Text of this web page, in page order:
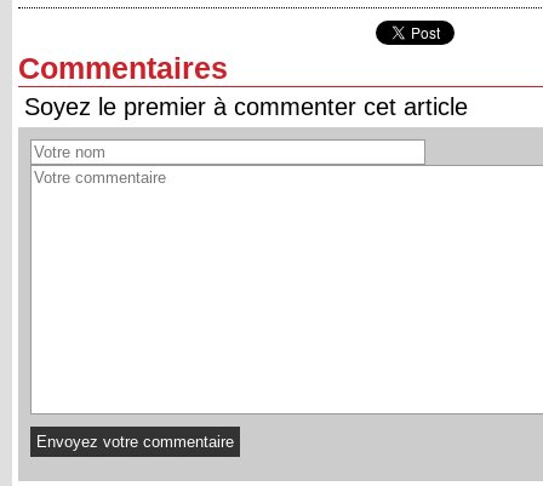
Commentaires
Soyez le premier à commenter cet article